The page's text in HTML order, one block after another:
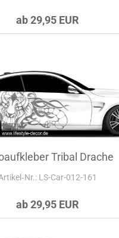
ab 29,95 EUR
Tribal Drache
LS-Car-012-161
ab 29,95 EUR